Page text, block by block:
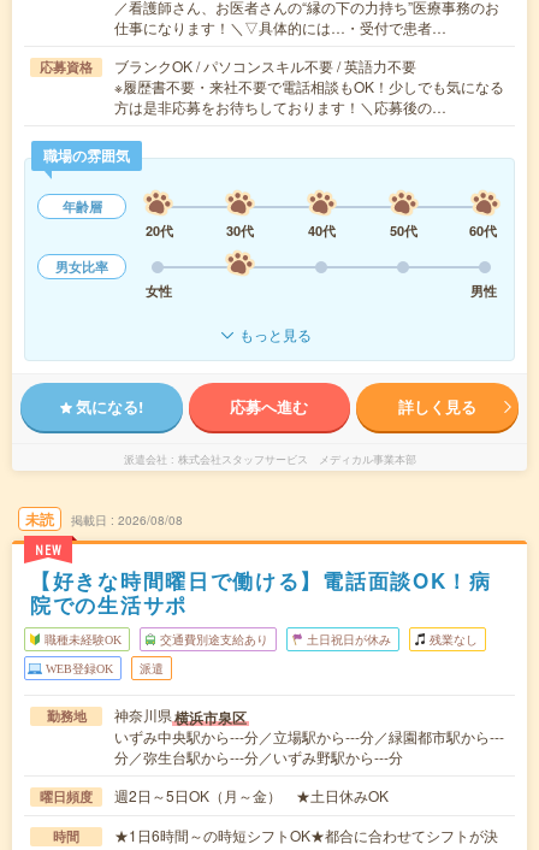
／看護師さん、お医者さんの“縁の下の力持ち”医療事務のお
仕事になります！＼▽具体的には…・受付で患者…
応募資格
ブランクOK / パソコンスキル不要 / 英語力不要
※履歴書不要・来社不要で電話相談もOK！少しでも気になる
方は是非応募をお待ちしております！＼応募後の…
職場の雰囲気
年齢層
20代
30代 40代 50代
60代
男女比率
女性
男性
もっと見る
気になる! 応募へ進む 詳しく見る
派遣会社 株式会社スタッフサービス メディカル事業本部
未読
NEW
掲載日 2026/08/08
【好きな時間曜日で働ける】電話面談OK！病
院での生活サポ
職種未経験OK 交通費別途支給あり 土日祝日が休み 残業なし
WEB登録OK 派遣
勤務地 神奈川県横浜市泉区
いずみ中央駅から---分／立場駅から---分／緑園都市駅から---
分／弥生台駅から---分／いずみ野駅から---分
曜日頻度 週2日～5日OK（月～金） ★土日休みOK
時間
★1日6時間～の時短シフトOK★都合に合わせてシフトが決